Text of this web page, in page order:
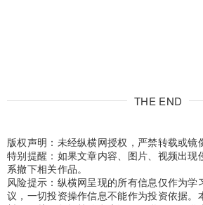
THE END
版权声明：未经纵横网授权，严禁转载或镜
特别提醒：如果文章内容、图片、视频出现
系撤下相关作品。
风险提示：纵横网呈现的所有信息仅作为学
议，一切投资操作信息不能作为投资依据。